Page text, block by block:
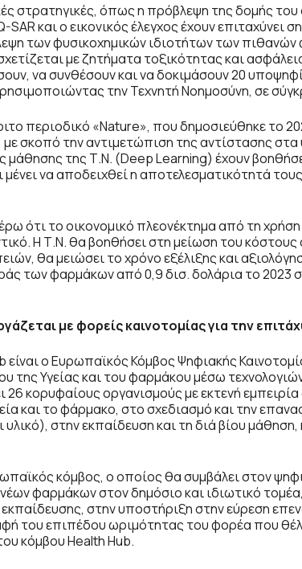
στρατηγικές, όπως η πρόβλεψη της δομής
και ο εικονικός έλεγχος έχουν επιταχύνει
των φυσικοχημικών ιδιοτήτων των
με ζητήματα τοξικότητας και
να συνθέσουν και να δοκιμάσουν 20
την Τεχνητή Νοημοσύνη, σε
περιοδικό «Nature», που δημοσιεύθηκε το
σκοπό την αντιμετώπιση της αντίστασης
μάθησης της Τ.Ν. (Deep Learning) έχουν
μένει να αποδειχθεί η αποτελεσματικότητά
ότι το οικονομικό πλεονέκτημα από τη
Η Τ.Ν. θα βοηθήσει στη μείωση του
θα μειώσει το χρόνο εξέλιξης και
των φαρμάκων από 0,9 δισ. δολάρια το 2023
με φορείς καινοτομίας για την
είναι ο Ευρωπαϊκός Κόμβος Ψηφιακής
της Υγείας και του φαρμάκου μέσω
κορυφαίους οργανισμούς με εκτενή
και το φάρμακο, στο σχεδιασμό και την
υλικό), στην εκπαίδευση και τη διά βίου
κόμβος, ο οποίος θα συμβάλει στον
φαρμάκων στον δημόσιο και ιδιωτικό
στην υποστήριξη στην εύρεση
του επιπέδου ωριμότητας του φορέα που
κόμβουHealth Hub.